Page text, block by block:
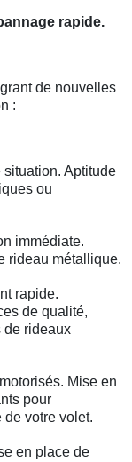
rapide.
de nouvelles
:
Aptitude
ou
immédiate.
rideau métallique.
rapide.
de qualité,
de rideaux
Mise en
pour
de votre volet.
en place de